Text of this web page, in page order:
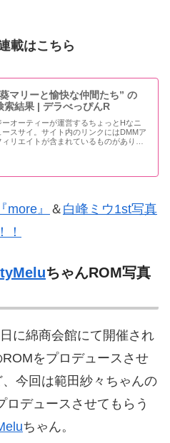
載はこちら
マリーと愉快な仲間たち” の
索結果 | デラべっぴんR
ーオーティーが運営するちょっとHなニ
ースサイ。サイト内のリンクにはDMMア
ィリエイトが含まれているものがありま
more』 ＆ 白峰ミウ1st写真
！
ちゃんROM写真
に綿商会館にて開催され
をプロデュースさせ
今回は範田紗々ちゃんの
ロデュースさせてもらう
ちゃん。